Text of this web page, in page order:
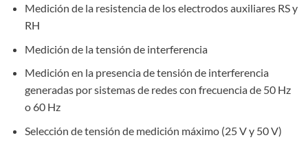
Medición de la resistencia de los electrodos auxiliares RS y
RH
Medición de la tensión de interferencia
Medición en la presencia de tensión de interferencia
generadas por sistemas de redes con frecuencia de 50 Hz
o 60 Hz
Selección de tensión de medición máximo (25 V y 50 V)